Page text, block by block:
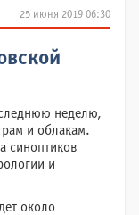
25 июня 2019 06:30
неделю,
и облакам.
синоптиков
и
около